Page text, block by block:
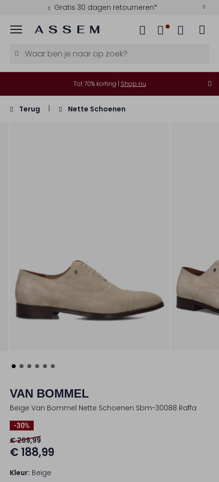
Gratis 30 dagen retourneren*
Menu
Tot 70% korting | Shop nu
Terug Nette Schoenen
VAN BOMMEL
Beige Van Bommel Nette Schoenen Sbm-30088 Raffa
-30%
€ 269,99
€ 188,99
Kleur: Beige